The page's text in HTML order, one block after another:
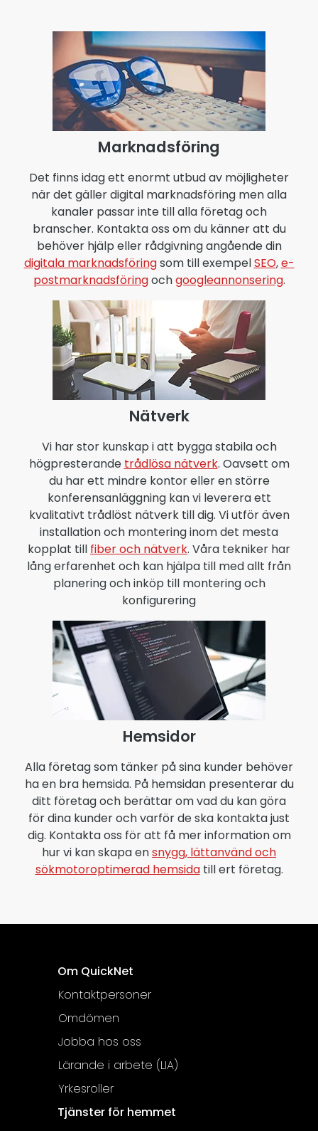
Marknadsföring
Det finns idag ett enormt utbud av möjligheter
när det gäller digital marknadsföring men alla
kanaler passar inte till alla företag och
branscher. Kontakta oss om du känner att du
behöver hjälp eller rådgivning angående din
digitala marknadsföringsom till exempelSEO,e-
postmarknadsföringochgoogleannonsering.
Nätverk
Vi har stor kunskap i att bygga stabila och
högpresterande trådlösa nätverk. Oavsett om
du har ett mindre kontor eller en större
konferensanläggning kan vi leverera ett
kvalitativt trådlöst nätverk till dig. Vi utför även
installation och montering inom det mesta
kopplat till fiber och nätverk. Våra tekniker har
lång erfarenhet och kan hjälpa till med allt från
planering och inköp till montering och
konfigurering
Hemsidor
Alla företag som tänker på sina kunder behöver
ha en bra hemsida. På hemsidan presenterar du
ditt företag och berättar om vad du kan göra
för dina kunder och varför de ska kontakta just
dig. Kontakta oss för att få mer information om
hur vi kan skapa ensnygg, lättanvänd och
sökmotoroptimerad hemsidatill ert företag.
Om QuickNet
Kontaktpersoner
Omdömen
Jobba hos oss
Lärande i arbete (LIA)
Yrkesroller
Tjänster för hemmet